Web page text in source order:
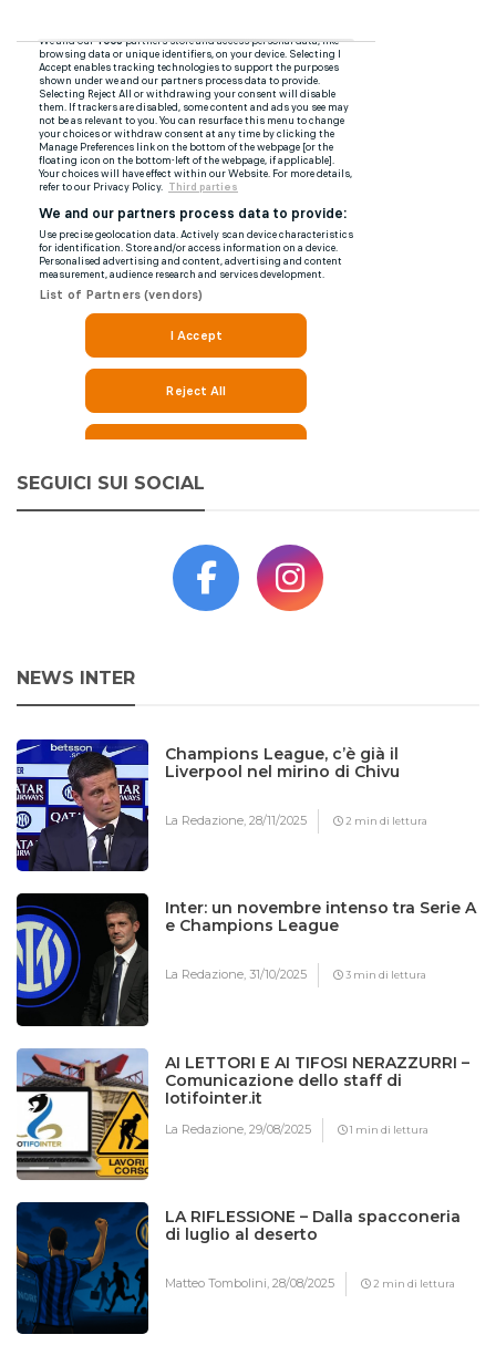
SEGUICI SUI SOCIAL
NEWS INTER
Champions League, c’è già il
Liverpool nel mirino di Chivu
La Redazione,28/11/2025 2 min di lettura
Inter: un novembre intenso tra Serie A
e Champions League
La Redazione,31/10/2025 3 min di lettura
AI LETTORI E AI TIFOSI NERAZZURRI –
Comunicazione dello staff di
Iotifointer.it
La Redazione,29/08/2025 1 min di lettura
LA RIFLESSIONE – Dalla spacconeria
di luglio al deserto
Matteo Tombolini,28/08/2025 2 min di lettura